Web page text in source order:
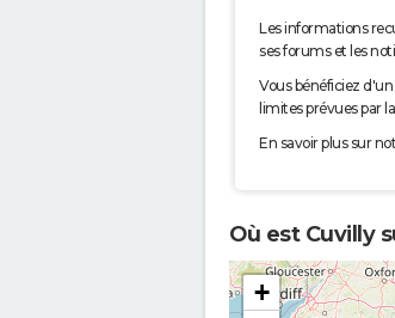
Les informations
ses forums et les
Vous bénéficiez
limites prévues par
En savoir plus sur
Où est Cuvilly
+